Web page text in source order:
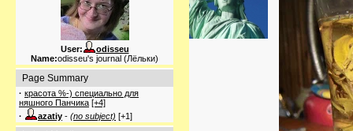
User:
odisseu
Name:odisseu's journal (Лёльки)
Page Summary
· красота %-) специально для
няшного Панчика [+4]
·
azatiy - (no subject) [+1]